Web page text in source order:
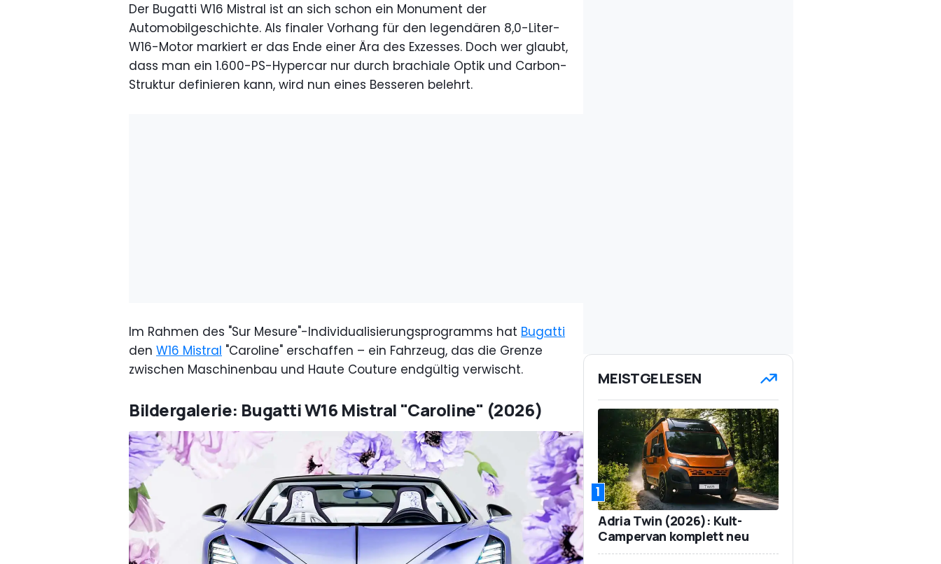
Der Bugatti W16 Mistral ist an sich schon ein Monument der
Automobilgeschichte. Als finaler Vorhang für den legendären 8,0-Liter-
W16-Motor markiert er das Ende einer Ära des Exzesses. Doch wer glaubt,
dass man ein 1.600-PS-Hypercar nur durch brachiale Optik und Carbon-
Struktur definieren kann, wird nun eines Besseren belehrt.
Im Rahmen des "Sur Mesure"-Individualisierungsprogramms hat Bugatti
den W16 Mistral "Caroline" erschaffen – ein Fahrzeug, das die Grenze
zwischen Maschinenbau und Haute Couture endgültig verwischt.
Bildergalerie: Bugatti W16 Mistral "Caroline" (2026)
MEISTGELESEN
1
Adria Twin (2026): Kult-
Campervan komplett neu